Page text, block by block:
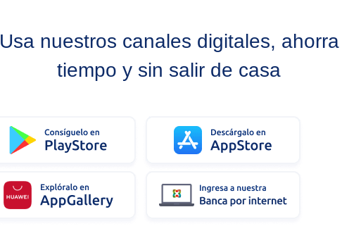
Usa nuestros canales digitales, ahorra
tiempo y sin salir de casa